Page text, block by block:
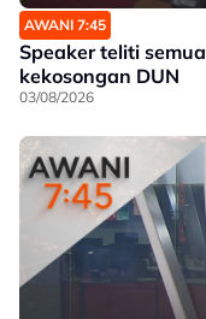
AWANI 7:45
Speaker teliti
kekosongan DUN
03/08/2026